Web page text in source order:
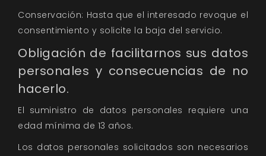
Conservación: Hasta que el interesado revoque el
consentimiento y solicite la baja del servicio.
Obligación de facilitarnos sus datos
personales y consecuencias de no
hacerlo.
El suministro de datos personales requiere una
edad mínima de 13 años.
Los datos personales solicitados son necesarios